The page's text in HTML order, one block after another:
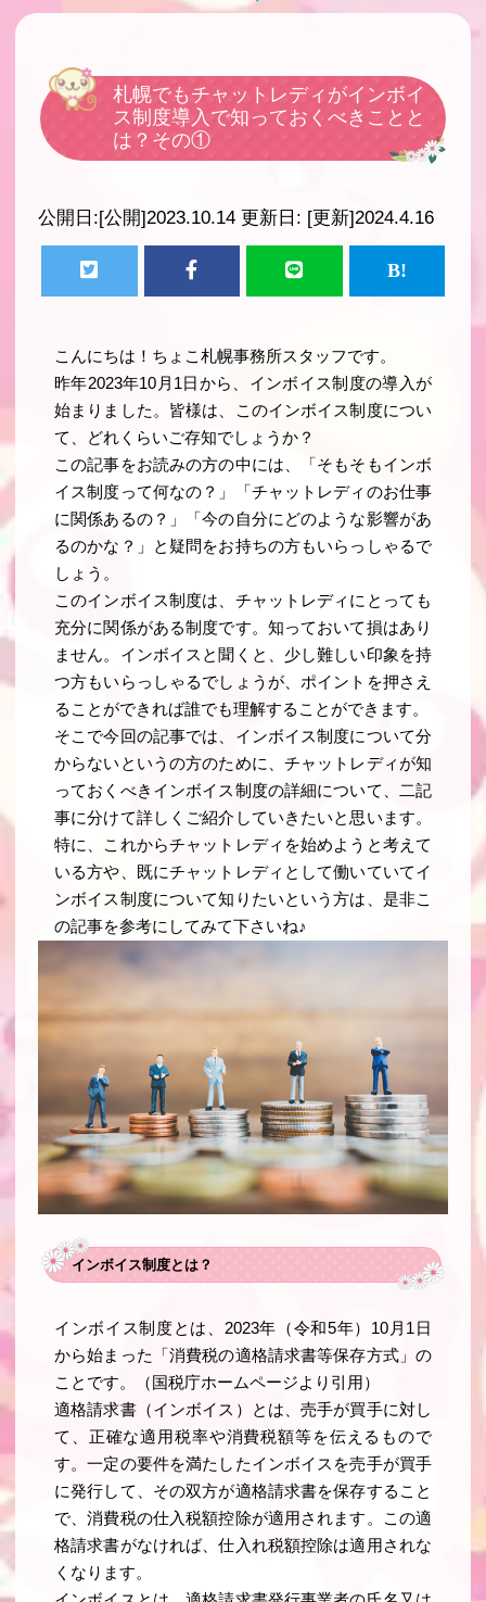
札幌でもチャットレディがインボイ
ス制度導入で知っておくべきことと
は？その①
公開日:[公開]2023.10.14 更新日: [更新]2024.4.16
こんにちは！ちょこ札幌事務所スタッフです。
昨年2023年10月1日から、インボイス制度の導入が
始まりました。皆様は、このインボイス制度につい
て、どれくらいご存知でしょうか？
この記事をお読みの方の中には、「そもそもインボ
イス制度って何なの？」「チャットレディのお仕事
に関係あるの？」「今の自分にどのような影響があ
るのかな？」と疑問をお持ちの方もいらっしゃるで
しょう。
このインボイス制度は、チャットレディにとっても
充分に関係がある制度です。知っておいて損はあり
ません。インボイスと聞くと、少し難しい印象を持
つ方もいらっしゃるでしょうが、ポイントを押さえ
ることができれば誰でも理解することができます。
そこで今回の記事では、インボイス制度について分
からないというの方のために、チャットレディが知
っておくべきインボイス制度の詳細について、二記
事に分けて詳しくご紹介していきたいと思います。
特に、これからチャットレディを始めようと考えて
いる方や、既にチャットレディとして働いていてイ
ンボイス制度について知りたいという方は、是非こ
の記事を参考にしてみて下さいね♪
インボイス制度とは？
インボイス制度とは、2023年（令和5年）10月1日
から始まった「消費税の適格請求書等保存方式」の
ことです。（国税庁ホームページより引用）
適格請求書（インボイス）とは、売手が買手に対し
て、正確な適用税率や消費税額等を伝えるもので
す。一定の要件を満たしたインボイスを売手が買手
に発行して、その双方が適格請求書を保存すること
で、消費税の仕入税額控除が適用されます。この適
格請求書がなければ、仕入れ税額控除は適用されな
くなります。